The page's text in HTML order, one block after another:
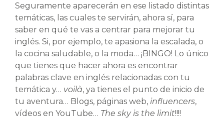
Seguramente aparecerán en ese listado distintas
temáticas, las cuales te servirán, ahora sí, para
saber en qué te vas a centrar para mejorar tu
inglés. Si, por ejemplo, te apasiona la escalada, o
la cocina saludable, o la moda… ¡BINGO! Lo único
que tienes que hacer ahora es encontrar
palabras clave en inglés relacionadas con tu
temática y… voilà, ya tienes el punto de inicio de
tu aventura… Blogs, páginas web, influencers,
vídeos en YouTube… The sky is the limit!!!!